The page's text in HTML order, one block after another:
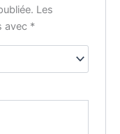
Les
avec *